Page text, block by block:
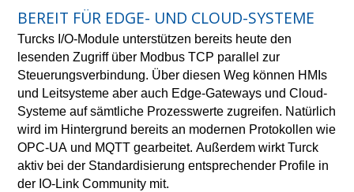
BEREIT FÜR EDGE- UND CLOUD-SYSTEME
Turcks I/O-Module unterstützen bereits heute den
lesenden Zugriff über Modbus TCP parallel zur
Steuerungsverbindung. Über diesen Weg können HMIs
und Leitsysteme aber auch Edge-Gateways und Cloud-
Systeme auf sämtliche Prozesswerte zugreifen. Natürlich
wird im Hintergrund bereits an modernen Protokollen wie
OPC-UA und MQTT gearbeitet. Außerdem wirkt Turck
aktiv bei der Standardisierung entsprechender Profile in
der IO-Link Community mit.